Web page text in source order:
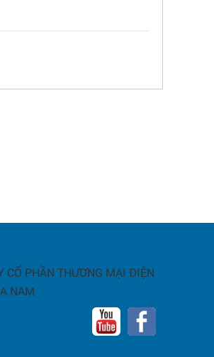
CỔ PHẦN THƯƠNG MẠI ĐIỆN
NAM